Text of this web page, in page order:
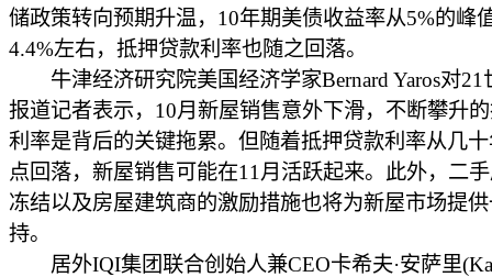
储政策转向预期升温，10年期美债收益率从5%的峰
4.4%左右，抵押贷款利率也随之回落。
牛津经济研究院美国经济学家Bernard Yaros对21
报道记者表示，10月新屋销售意外下滑，不断攀升
利率是背后的关键拖累。但随着抵押贷款利率从几
点回落，新屋销售可能在11月活跃起来。此外，二
冻结以及房屋建筑商的激励措施也将为新屋市场提
持。
居外IQI集团联合创始人兼CEO卡希夫·安萨里